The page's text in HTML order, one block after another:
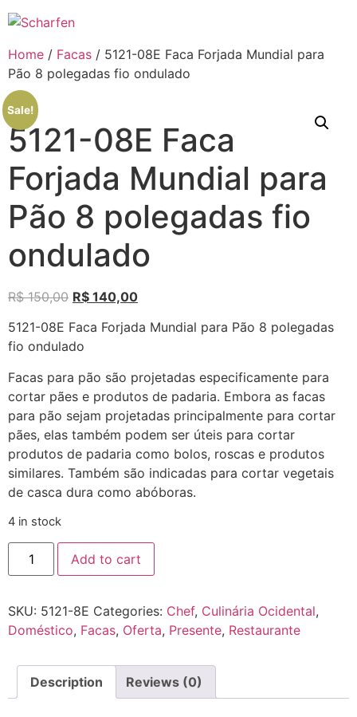
para
conteúdo
Home / Facas / 5121-08E Faca Forjada Mundial para
Pão 8 polegadas fio ondulado
Sale!
5121-08E Faca
Forjada Mundial para
Pão 8 polegadas fio
ondulado
R$150,00 R$ 140,00
5121-08E Faca Forjada Mundial para Pão 8 polegadas
fio ondulado
Facas para pão são projetadas especificamente para
cortar pães e produtos de padaria. Embora as facas
para pão sejam projetadas principalmente para cortar
pães, elas também podem ser úteis para cortar
produtos de padaria como bolos, roscas e produtos
similares. Também são indicadas para cortar vegetais
de casca dura como abóboras.
4 in stock
5121-
08E
Faca
para
Pão
8
fio
ondulado
quantity
Add to cart
SKU: 5121-8E Categories: Chef, Culinária Ocidental,
Doméstico, Facas, Oferta, Presente, Restaurante
Description Reviews (0)